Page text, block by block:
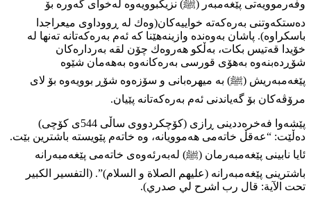
وفەرموویەتی پێغەمبەر (ﷺ) نزیكبوویەوە لەخوای گەورە بۆ
دەستكەوتنی بەرەكەتە خواییەكان(وەك لە ڕووداوی میعراجدا
باسكراوە). پاشان بەوەندە وازینەهێنا كە ئەم بەرەكەتانە تەنھا لە
خۆیدا قەتیس بكات، بەڵكو هەروەك چۆن لقە بەردارەكان
شۆڕدەبنەوە بەهۆی قورسی بەرەكانەوە بەهەمان شێوە
پێغەمبەریش (ﷺ) بە میهرەبانی و سۆزەوە شۆڕ بوویەوە بۆ لای
مرۆڤەكان بۆ گەیاندنی ئەم بەرەكەتانە پێیان.
پێشەوا فەخرەددینی ڕازی (كۆچكردووی ساڵی 544ی كۆچی)
دەڵێت: “عەقڵ خاتەمی هەموویانە، وە خاتەم پێویستە باشترین بێت.
ئایا نابینی پێغەمبەرمان (ﷺ) لەبەرئەوەی خاتەمی پێغەمبەرانە
باشترینی پێغەمبەرانە (علیھم الصلاة و السلام)”. (التفسیر الكبیر
تحت الآیة: قال رب اشرح لي صدري).